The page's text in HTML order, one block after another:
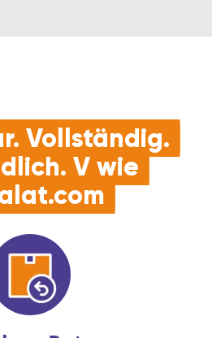
Vollständig.
V wie